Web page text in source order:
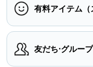
有料アイテム（
友だち⋅グループ